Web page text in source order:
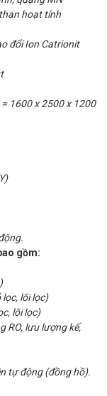
hoạt tính
đổi Ion Catrionit
1600 x 2500 x 1200
gồm:
lõi lọc)
lõi lọc)
RO, lưu lượng kế,
tự động (đồng hồ).